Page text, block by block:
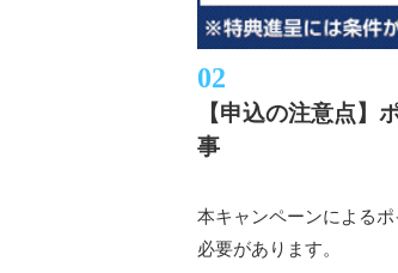
【申込の注意点】
事
本キャンペーンによる
必要があります。